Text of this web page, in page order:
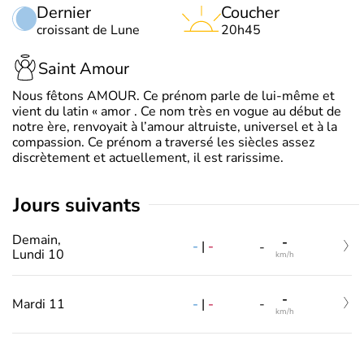
Dernier
croissant de Lune
Coucher
20h45
Saint Amour
Nous fêtons AMOUR. Ce prénom parle de lui-même et
vient du latin « amor . Ce nom très en vogue au début de
notre ère, renvoyait à l’amour altruiste, universel et à la
compassion. Ce prénom a traversé les siècles assez
discrètement et actuellement, il est rarissime.
jours suivants
Demain,
Lundi 10
- | - - -
km/h
Mardi 11 - | - - -
km/h